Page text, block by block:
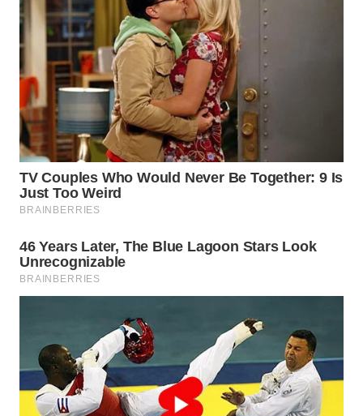
PERSONA
WAHANA
OTOMOTIF
WAHANA
HEALTH
WAHANA
DESA
WISATA
LAPAK
WAHANA
KONSUMEN
LISTRIK